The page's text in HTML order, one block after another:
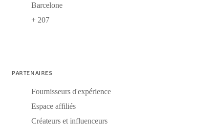
Barcelone
+ 207
PARTENAIRES
Fournisseurs d'expérience
Espace affiliés
Créateurs et influenceurs